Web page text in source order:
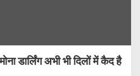
डार्लिंग अभी भी दिलों में कैद है